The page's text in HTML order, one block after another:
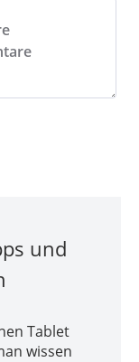
und
Tablet
wissen